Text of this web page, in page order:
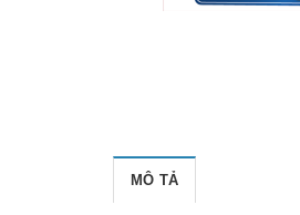
MÔ TẢ